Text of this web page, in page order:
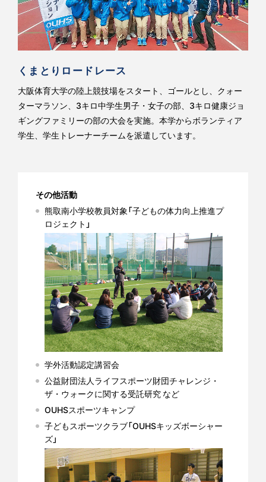
くまとりロードレース
大阪体育大学の陸上競技場をスタート、ゴールとし、クォー
ターマラソン、3キロ中学生男子・女子の部、3キロ健康ジョ
ギングファミリーの部の大会を実施。本学からボランティア
学生、学生トレーナーチームを派遣しています。
その他活動
熊取南小学校教員対象「子どもの体力向上推進プ
ロジェクト」
学外活動認定講習会
公益財団法人ライフスポーツ財団チャレンジ・
ザ・ウォークに関する受託研究 など
OUHSスポーツキャンプ
子どもスポーツクラブ「OUHSキッズボーシャー
ズ」